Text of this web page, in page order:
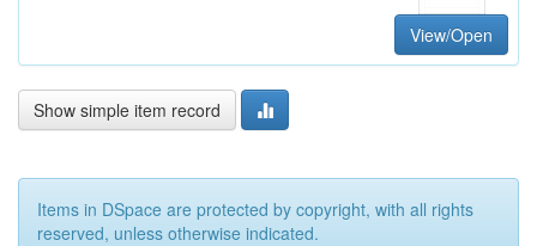
View/Open
Show simple item record
Items in DSpace are protected by copyright, with all rights
reserved, unless otherwise indicated.